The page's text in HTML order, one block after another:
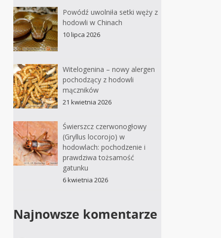
Powódź uwolniła setki węży z
hodowli w Chinach
10 lipca 2026
Witelogenina – nowy alergen
pochodzący z hodowli
mączników
21 kwietnia 2026
Świerszcz czerwonogłowy
(Gryllus locorojo) w
hodowlach: pochodzenie i
prawdziwa tożsamość
gatunku
6 kwietnia 2026
Najnowsze komentarze